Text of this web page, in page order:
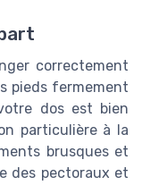
correctement
pieds fermement
dos est bien
particulière à la
brusques et
des pectoraux et